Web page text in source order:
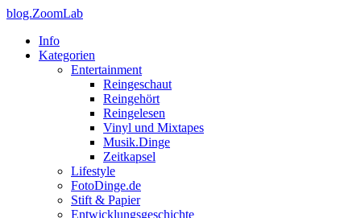
blog.ZoomLab
Info
Kategorien
Entertainment
Reingeschaut
Reingehört
Reingelesen
Vinyl und Mixtapes
Musik.Dinge
Zeitkapsel
Lifestyle
FotoDinge.de
Stift & Papier
Entwicklungsgeschichte